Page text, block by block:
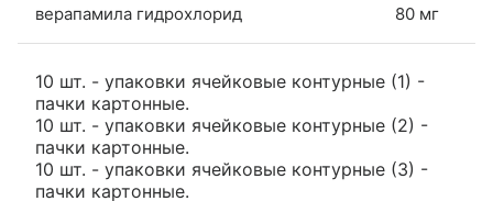
верапамила гидрохлорид 80 мг
10 шт. - упаковки ячейковые контурные (1) -
пачки картонные.
10 шт. - упаковки ячейковые контурные (2) -
пачки картонные.
10 шт. - упаковки ячейковые контурные (3) -
пачки картонные.